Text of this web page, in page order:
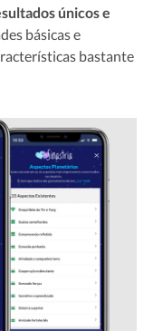
únicos e
básicas e
bastante